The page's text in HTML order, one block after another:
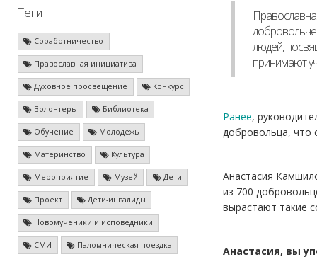
Теги
Соработничество
Православная инициатива
Духовное просвещение Конкурс
Волонтеры Библиотека
Обучение Молодежь
Материнство Культура
Мероприятие Музей Дети
Проект Дети-инвалиды
Новомученики и исповедники
СМИ Паломническая поездка
людей,
принимают
Ранее,
добровольца, что
Анастасия
из 700
вырастают такие
Анастасия, вы